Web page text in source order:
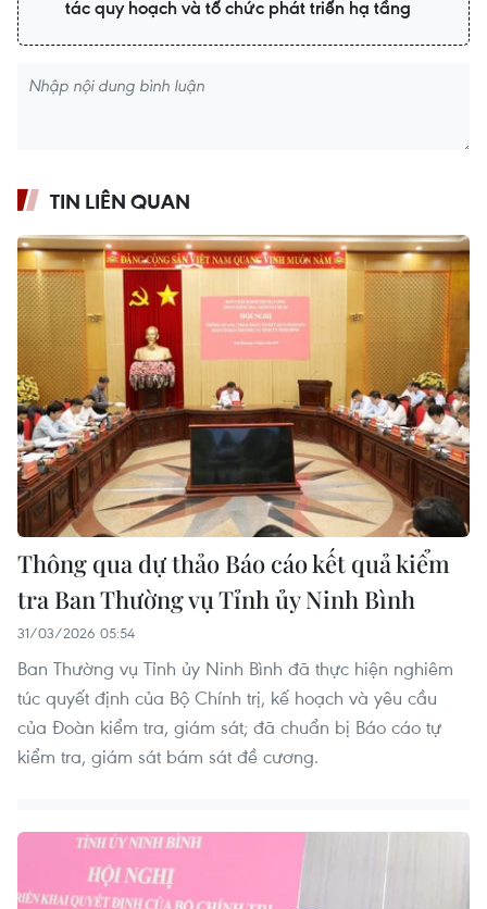
tác quy hoạch và tổ chức phát triển hạ tầng
TIN LIÊN QUAN
Thông qua dự thảo Báo cáo kết quả kiểm
tra Ban Thường vụ Tỉnh ủy Ninh Bình
31/03/2026 05:54
Ban Thường vụ Tỉnh ủy Ninh Bình đã thực hiện nghiêm
túc quyết định của Bộ Chính trị, kế hoạch và yêu cầu
của Đoàn kiểm tra, giám sát; đã chuẩn bị Báo cáo tự
kiểm tra, giám sát bám sát đề cương.